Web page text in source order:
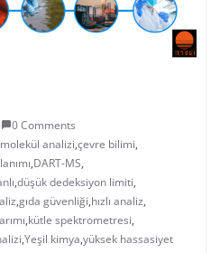
0 Comments
analizi,çevre bilimi,
,DART-MS,
,düşük dedeksiyon limiti,
,gıda güvenliği,hızlı analiz,
,kütle spektrometresi,
,Yeşil kimya,yüksek hassasiyet